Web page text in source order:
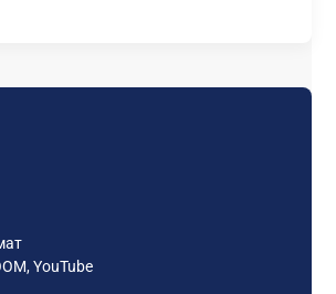
YouTube